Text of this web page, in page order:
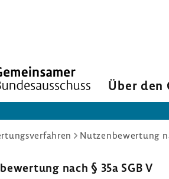
Über den
Nutzenbewertung
nach § 35a SGB V